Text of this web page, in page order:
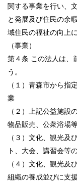
関する事業を行い、
と発展及び住民の余
域住民の福祉の向上
（事業）
第４条 この法人は、
う。
（１）青森市から
業
（２）上記公益施設
物品販売、公衆浴場
（３）文化、観光及
ト、大会、講習会等
（４）文化、観光
組織の養成並びに支